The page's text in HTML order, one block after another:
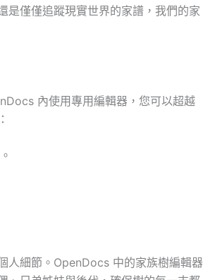
是僅僅追蹤現實世界的家譜，我們的家
內使用專用編輯器，您可以超越
人細節。OpenDocs 中的家族樹編輯器